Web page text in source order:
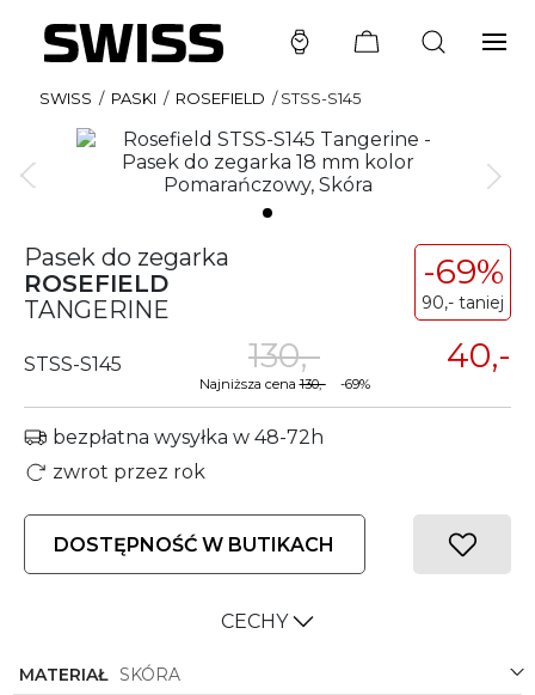
SWISS / PASKI / ROSEFIELD /STSS-S145
Pasek do zegarka
ROSEFIELD
TANGERINE
-69%
90,- taniej
STSS-S145 40,-
130,-
Najniższa cena130,--69%
bezpłatna wysyłka w 48-72h
zwrot przez rok
DOSTĘPNOŚĆ W BUTIKACH
CECHY
MATERIAŁ SKÓRA